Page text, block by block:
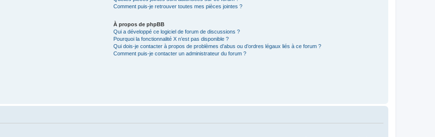
Comment puis-je retrouver toutes mes pièces jointes ?
À propos de phpBB
Qui a développé ce logiciel de forum de discussions ?
Pourquoi la fonctionnalité X n’est pas disponible ?
Qui dois-je contacter à propos de problèmes d’abus ou d’ordres légaux liés à ce forum ?
Comment puis-je contacter un administrateur du forum ?